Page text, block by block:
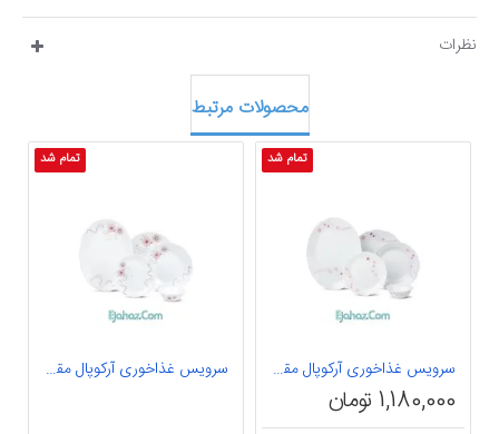
نظرات
محصولات مرتبط
تمام شد
سرویس غذاخوری آرکوپال مقصود 25 پارچه داماس طرح رامیلا صورتی متالیک
1,180,000 تومان
تمام شد
سرویس غذاخوری آرکوپال مقصود 25 پارچه داماس طرح آرتا صورتی